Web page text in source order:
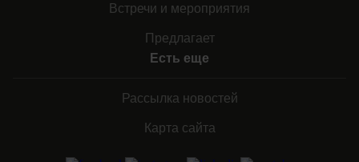
Встречи и мероприятия
Предлагает
Есть еще
Рассылка новостей
Карта сайта